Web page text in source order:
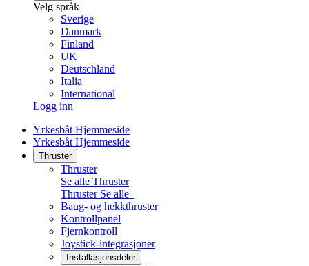
Velg språk
Sverige
Danmark
Finland
UK
Deutschland
Italia
International
Logg inn
Yrkesbåt Hjemmeside
Yrkesbåt Hjemmeside
Thruster
Thruster
Se alle Thruster
Thruster Se alle
Baug- og hekkthruster
Kontrollpanel
Fjernkontroll
Joystick-integrasjoner
Installasjonsdeler